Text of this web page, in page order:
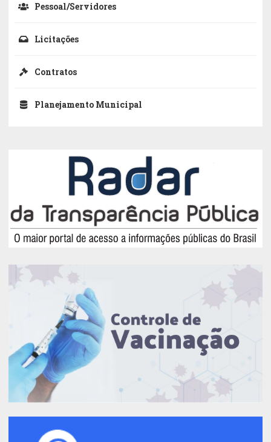
Pessoal/Servidores
Licitações
Contratos
Planejamento Municipal